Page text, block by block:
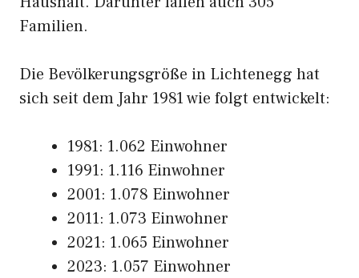
Familien.
Die Bevölkerungsgröße in Lichtenegg hat
sich seit dem Jahr 1981 wie folgt entwickelt:
1981: 1.062 Einwohner
1991: 1.116 Einwohner
2001: 1.078 Einwohner
2011: 1.073 Einwohner
2021: 1.065 Einwohner
2023: 1.057 Einwohner